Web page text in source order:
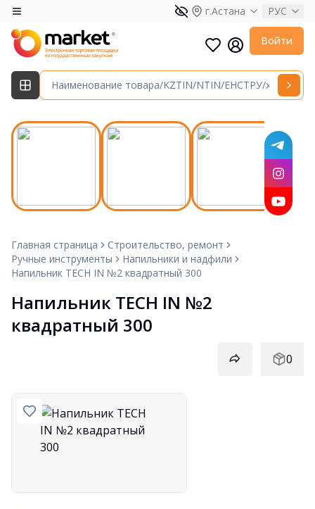
г.Астана РУС
Войти
Главная страница
Строительство, ремонт
Ручные инструменты
Напильники и надфили
Напильник TECH IN №2 квадратный 300
Напильник TECH IN №2
квадратный 300
0